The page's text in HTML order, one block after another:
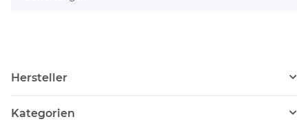
Hersteller
Kategorien